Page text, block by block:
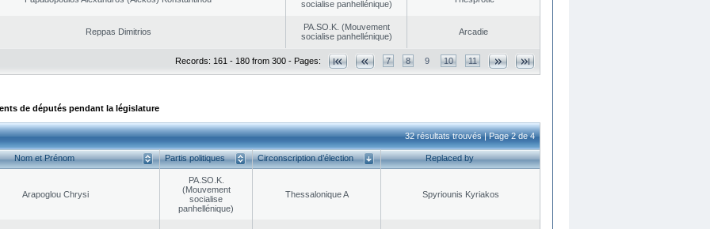
socialise panhellénique)
Reppas Dimitrios
PA.SO.K. (Mouvement
socialise panhellénique)
Arcadie
Records: 161 - 180 from 300 - Pages: 7 8 9 10 11
de députés pendant la législature
32 résultats trouvés | Page 2 de 4
Nom et Prénom Partis politiques Circonscription d’élection Replaced by
Arapoglou Chrysi
PA.SO.K.
(Mouvement
socialise
panhellénique)
Thessalonique A Spyriounis Kyriakos